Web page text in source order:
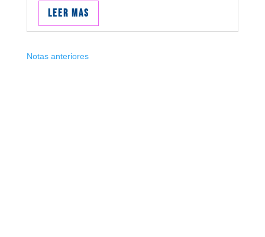
Leer mas
Notas anteriores